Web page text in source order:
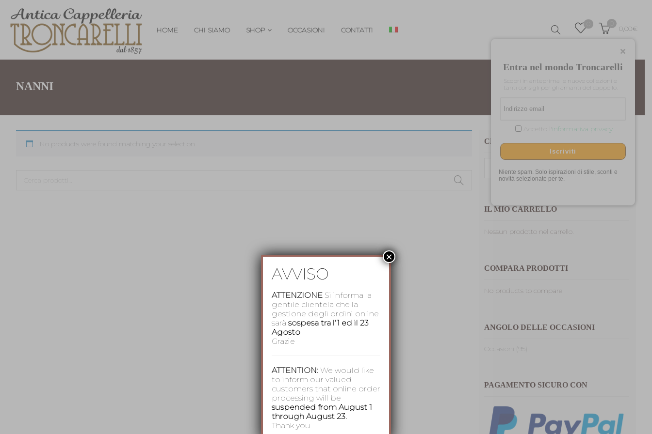
Entra nel mondo Troncarelli
Scopri in anteprima le nuove collezioni e
tanti consigli per gli amanti del cappello.
Accetto l' informativa privacy
Iscriviti
Niente spam. Solo ispirazioni di stile, sconti e
novità selezionate per te.
HOME CHI SIAMO SHOP OCCASIONI CONTATTI 0,00€
NANNI Home Prodotti taggati “Nanni”
No products were found matching your selection. CERCA TRA I NOSTRI PRODOTTI
IL MIO CARRELLO
Nessun prodotto nel carrello.
COMPARA PRODOTTI
No products to compare
ANGOLO DELLE OCCASIONI
Occasioni (95)
PAGAMENTO SICURO CON
AVVISO
ATTENZIONE Si informa la
gentile clientela che la
gestione degli ordini online
sarà sospesa tra l’1 ed il 23
Agosto.
Grazie
ATTENTION:We would like
to inform our valued
customers that online order
processing will be
suspended from August 1
through August 23.
Thank you
×